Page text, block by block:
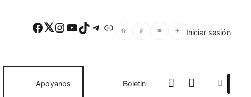
Facebook Twitter Instagram YouTube TikTok Telegram Enlace Iniciar sesión
Apoyanos Boletin